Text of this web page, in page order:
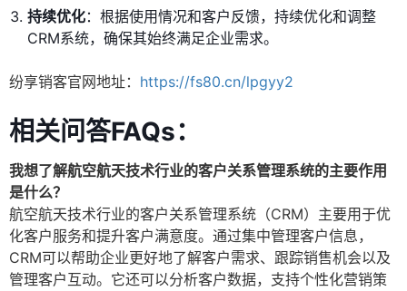
持续优化：根据使用情况和客户反馈，持续优化和调整
CRM系统，确保其始终满足企业需求。
纷享销客官网地址： https://fs80.cn/lpgyy2
相关问答FAQs：
我想了解航空航天技术行业的客户关系管理系统的主要作用
是什么？
航空航天技术行业的客户关系管理系统（CRM）主要用于优
化客户服务和提升客户满意度。通过集中管理客户信息，
CRM可以帮助企业更好地了解客户需求、跟踪销售机会以及
管理客户互动。它还可以分析客户数据，支持个性化营销策